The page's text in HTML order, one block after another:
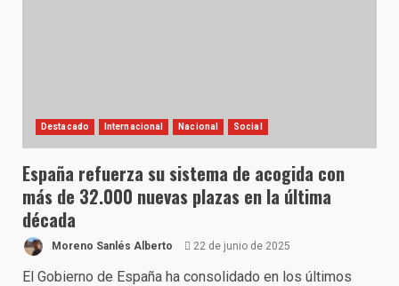
Destacado Internacional Nacional Social
España refuerza su sistema de acogida con
más de 32.000 nuevas plazas en la última
década
Moreno Sanlés Alberto 22 de junio de 2025
El Gobierno de España ha consolidado en los últimos